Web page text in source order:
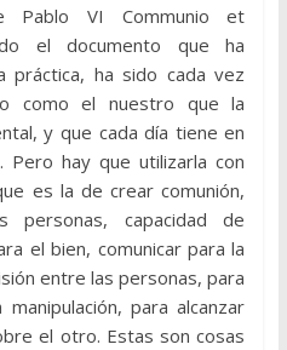
Pablo VI Communio et
el documento que ha
práctica, ha sido cada vez
como el nuestro que la
y que cada día tiene en
Pero hay que utilizarla con
es la de crear comunión,
personas, capacidad de
el bien, comunicar para la
entre las personas, para
para alcanzar
el otro. Estas son cosas